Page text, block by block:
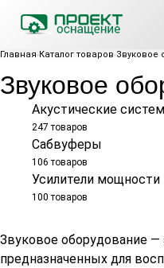
Главная Каталог товаров Звуковое
Звуковое
Акустические
247 товаров
Сабвуферы
106 товаров
Усилители мощности
100 товаров
Звуковое оборудование
предназначенных для